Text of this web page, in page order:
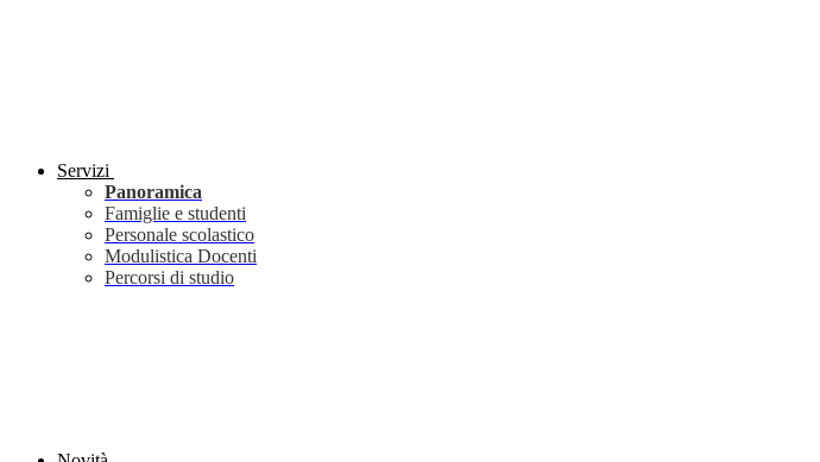
Servizi
Panoramica
Famiglie e studenti
Personale scolastico
Modulistica Docenti
Percorsi di studio